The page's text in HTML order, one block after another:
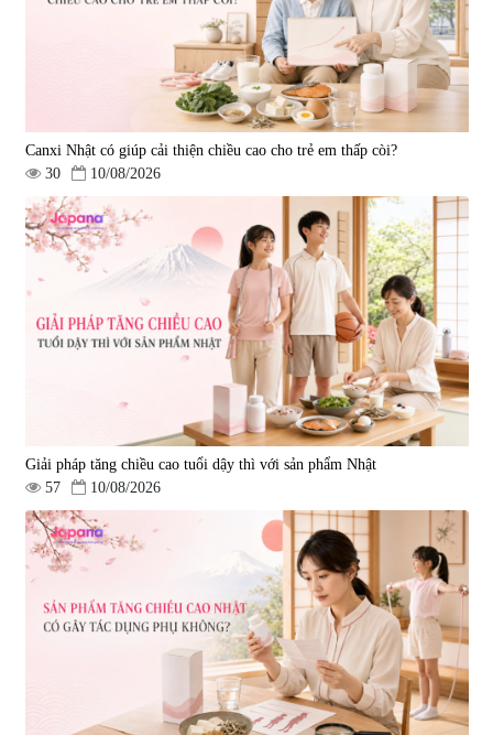
Canxi Nhật có giúp cải thiện chiều cao cho trẻ em thấp còi?
30
10/08/2026
Giải pháp tăng chiều cao tuổi dậy thì với sản phẩm Nhật
57
10/08/2026